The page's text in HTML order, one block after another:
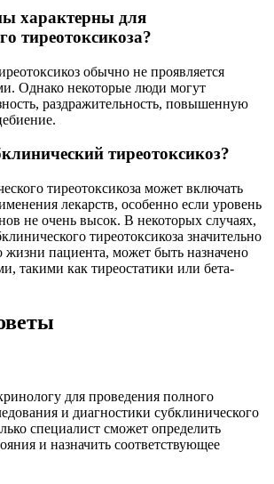
характерны для
тиреотоксикоза?
обычно не проявляется
Однако некоторые люди могут
раздражительность, повышенную
тиреотоксикоз?
тиреотоксикоза может включать
лекарств, особенно если уровень
не очень высок. В некоторых случаях,
тиреотоксикоза значительно
жизни пациента, может быть назначено
такими как тиреостатики или бета-
для проведения полного
и диагностики субклинического
специалист сможет определить
и назначить соответствующее